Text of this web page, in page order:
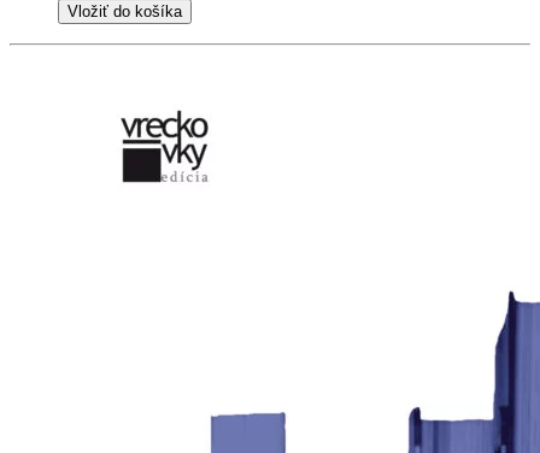
Vložiť do košíka